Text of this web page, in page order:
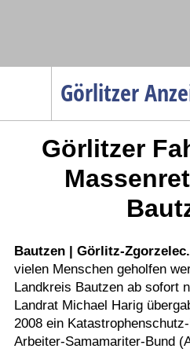
Görlitzer
Menüpunkte
Politik
Gesellschaft
Verkehr
Gesundheit
Kultur
Sport
Görlitzer
Bautzen | Görlitz-Zgorzelec.
vielen Menschen geholfen
Landkreis Bautzen ab sofort
Landrat Michael Harig
2008 ein
Arbeiter-Samamariter-Bund